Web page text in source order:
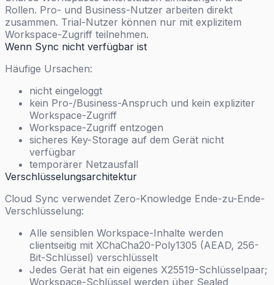
Rollen. Pro- und Business-Nutzer arbeiten direkt
zusammen. Trial-Nutzer können nur mit explizitem
Workspace-Zugriff teilnehmen.
Wenn Sync nicht verfügbar ist
Häufige Ursachen:
nicht eingeloggt
kein Pro-/Business-Anspruch und kein expliziter
Workspace-Zugriff
Workspace-Zugriff entzogen
sicheres Key-Storage auf dem Gerät nicht
verfügbar
temporärer Netzausfall
Verschlüsselungsarchitektur
Cloud Sync verwendet Zero-Knowledge Ende-zu-Ende-
Verschlüsselung:
Alle sensiblen Workspace-Inhalte werden
clientseitig mit XChaCha20-Poly1305 (AEAD, 256-
Bit-Schlüssel) verschlüsselt
Jedes Gerät hat ein eigenes X25519-Schlüsselpaar;
Workspace-Schlüssel werden über Sealed